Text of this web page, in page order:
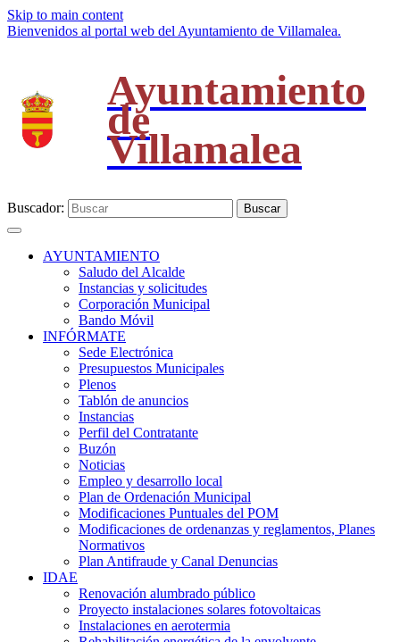
Skip to main content
Bienvenidos al portal web del Ayuntamiento de Villamalea.
Ayuntamiento
de
Villamalea
Buscador: Buscar
AYUNTAMIENTO
Saludo del Alcalde
Instancias y solicitudes
Corporación Municipal
Bando Móvil
INFÓRMATE
Sede Electrónica
Presupuestos Municipales
Plenos
Tablón de anuncios
Instancias
Perfil del Contratante
Buzón
Noticias
Empleo y desarrollo local
Plan de Ordenación Municipal
Modificaciones Puntuales del POM
Modificaciones de ordenanzas y reglamentos, Planes
Normativos
Plan Antifraude y Canal Denuncias
IDAE
Renovación alumbrado público
Proyecto instalaciones solares fotovoltaicas
Instalaciones en aerotermia